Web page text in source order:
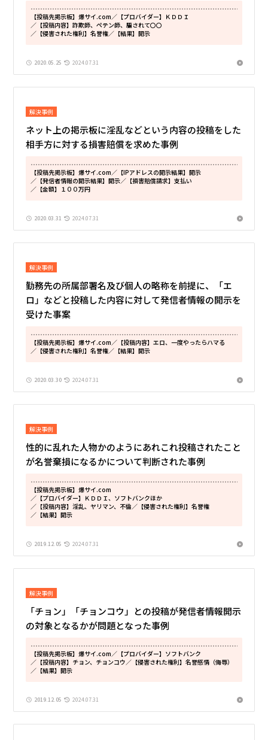
【投稿先掲示板】爆サイ.com ／【プロバイダー】ＫＤＤＩ
／【投稿内容】詐欺師、ペテン師、騙されて〇〇
／【侵害された権利】名誉権／【結果】開示
2020.05.25 2024.07.31
解決事例
ネット上の掲示板に淫乱などという内容の投稿をした
相手方に対する損害賠償を求めた事例
【投稿先掲示板】爆サイ.com ／【IPアドレスの開示結果】開示
／【発信者情報の開示結果】開示／【損害賠償請求】支払い
／【金額】１００万円
2020.03.31 2024.07.31
解決事例
勤務先の所属部署名及び個人の略称を前提に、「エ
ロ」などと投稿した内容に対して発信者情報の開示を
受けた事案
【投稿先掲示板】爆サイ.com ／【投稿内容】エロ、一度やったらハマる
／【侵害された権利】名誉権／【結果】開示
2020.03.30 2024.07.31
解決事例
性的に乱れた人物かのようにあれこれ投稿されたこと
が名誉棄損になるかについて判断された事例
【投稿先掲示板】爆サイ.com
／【プロバイダー】ＫＤＤＩ、ソフトバンクほか
／【投稿内容】淫乱、ヤリマン、不倫 ／【侵害された権利】名誉権
／【結果】開示
2019.12.05 2024.07.31
解決事例
「チョン」「チョンコウ」との投稿が発信者情報開示
の対象となるかが問題となった事例
【投稿先掲示板】爆サイ.com ／【プロバイダー】ソフトバンク
／【投稿内容】チョン、チョンコウ ／【侵害された権利】名誉感情（侮辱）
／【結果】開示
2019.12.05 2024.07.31